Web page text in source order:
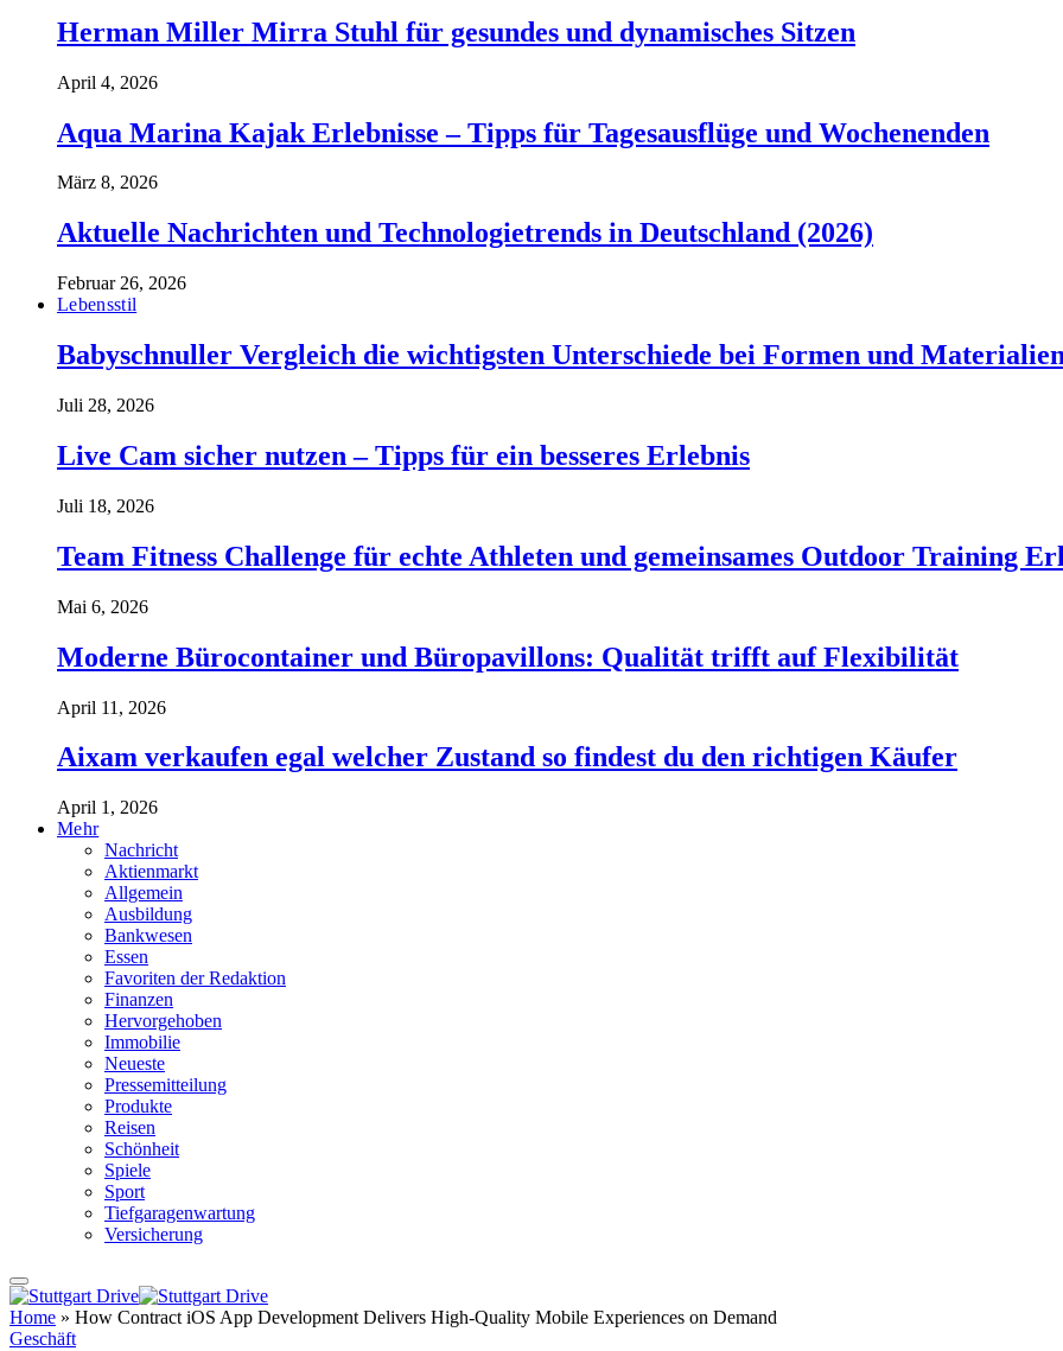
Herman Miller Mirra Stuhl für gesundes und dynamisches Sitzen
April 4, 2026
Aqua Marina Kajak Erlebnisse – Tipps für Tagesausflüge und Wochenenden
März 8, 2026
Aktuelle Nachrichten und Technologietrends in Deutschland (2026)
Februar 26, 2026
Lebensstil
Babyschnuller Vergleich die wichtigsten Unterschiede bei Formen und
Juli 28, 2026
Live Cam sicher nutzen – Tipps für ein besseres Erlebnis
Juli 18, 2026
Team Fitness Challenge für echte Athleten und gemeinsames Outdoor Training
Mai 6, 2026
Moderne Bürocontainer und Büropavillons: Qualität trifft auf Flexibilität
April 11, 2026
Aixam verkaufen egal welcher Zustand so findest du den richtigen Käufer
April 1, 2026
Mehr
Nachricht
Aktienmarkt
Allgemein
Ausbildung
Bankwesen
Essen
Favoriten der Redaktion
Finanzen
Hervorgehoben
Immobilie
Neueste
Pressemitteilung
Produkte
Reisen
Schönheit
Spiele
Sport
Tiefgaragenwartung
Versicherung
Home » How Contract iOS App Development Delivers High-Quality Mobile Experiences on Demand
Geschäft